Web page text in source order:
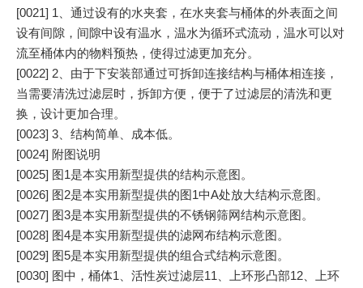
[0021] 1、通过设有的水夹套，在水夹套与桶体的外表面之间
设有间隙，间隙中设有温水，温水为循环式流动，温水可以对
流至桶体内的物料预热，使得过滤更加充分。
[0022] 2、由于下安装部通过可拆卸连接结构与桶体相连接，
当需要清洗过滤层时，拆卸方便，便于了过滤层的清洗和更
换，设计更加合理。
[0023] 3、结构简单、成本低。
[0024] 附图说明
[0025] 图1是本实用新型提供的结构示意图。
[0026] 图2是本实用新型提供的图1中A处放大结构示意图。
[0027] 图3是本实用新型提供的不锈钢筛网结构示意图。
[0028] 图4是本实用新型提供的滤网布结构示意图。
[0029] 图5是本实用新型提供的组合式结构示意图。
[0030] 图中，桶体1、活性炭过滤层11、上环形凸部12、上环